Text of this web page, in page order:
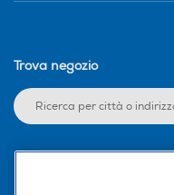
Trova negozio